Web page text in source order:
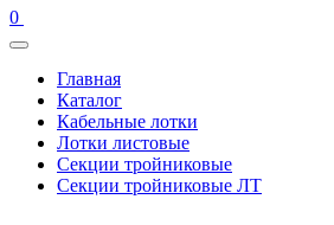
0
Главная
Каталог
Кабельные лотки
Лотки листовые
Секции тройниковые
Секции тройниковые ЛТ